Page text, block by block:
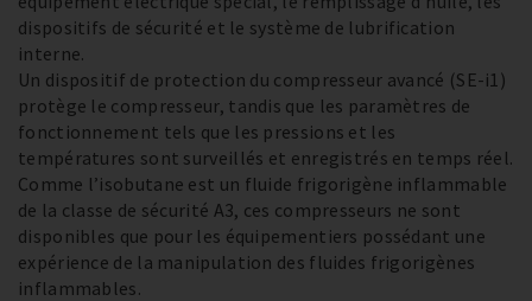
dispositifs de sécurité et le système de lubrification
interne.
Un dispositif de protection du compresseur avancé (SE-i1)
protège le compresseur, tandis que les paramètres de
fonctionnement tels que les pressions et les
températures sont surveillés et enregistrés en temps réel.
Comme l’isobutane est un fluide frigorigène inflammable
de la classe de sécurité A3, ces compresseurs ne sont
disponibles que pour les équipementiers possédant une
expérience de la manipulation des fluides frigorigènes
inflammables.